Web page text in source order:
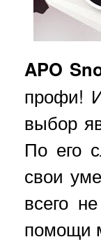
APO
профи!
выбор
По его
свои
всего
помощи